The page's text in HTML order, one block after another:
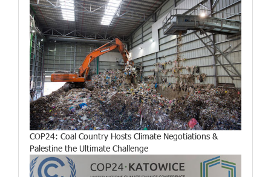
COP24: Coal Country Hosts Climate Negotiations &
Palestine the Ultimate Challenge